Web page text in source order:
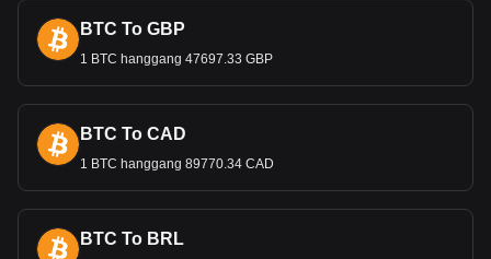
BTC To GBP
1 BTC hanggang 47697.33 GBP
BTC To CAD
1 BTC hanggang 89770.34 CAD
BTC To BRL